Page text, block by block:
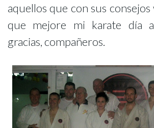
aquellos que con sus consejos
que mejore mi karate día
gracias, compañeros.